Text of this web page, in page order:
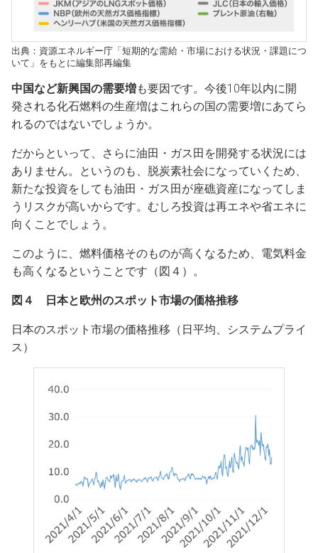
出典：資源エネルギー庁「短期的な需給・市場における状況・課題につ
いて」をもとに編集部再編集
中国など新興国の需要増も要因です。今後10年以内に開
発される化石燃料の生産増はこれらの国の需要増にあてら
れるのではないでしょうか。
だからといって、さらに油田・ガス田を開発する状況には
ありません。というのも、脱炭素社会になっていくため、
新たな投資をしても油田・ガス田が座礁資産になってしま
うリスクが高いからです。むしろ投資は再エネや省エネに
向くことでしょう。
このように、燃料価格そのものが高くなるため、電気料金
も高くなるということです（図４）。
図４ 日本と欧州のスポット市場の価格推移
日本のスポット市場の価格推移（日平均、システムプライ
ス）